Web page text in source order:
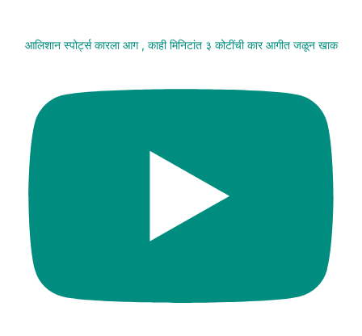
आलिशान स्पोर्ट्स कारला आग , काही मिनिटांत ३ कोटींची कार आगीत जळून खाक